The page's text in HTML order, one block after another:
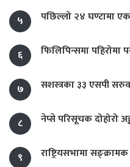
५
पछिल्लो २४ घण्टामा
६ फिलिपिन्समा पहिरोमा
७ सशस्त्रका ३३ एसपी
८ नेप्से परिसूचक दोहोरो
९ राष्ट्रियसभामा